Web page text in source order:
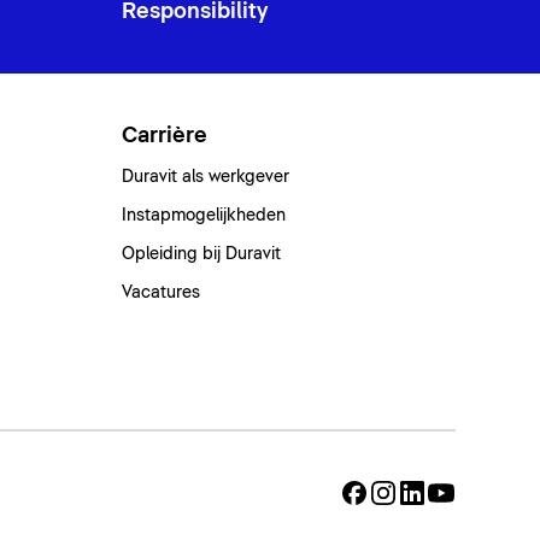
Responsibility
Carrière
Duravit als werkgever
Instapmogelijkheden
Opleiding bij Duravit
Vacatures